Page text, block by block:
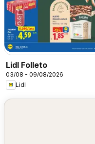
Lidl Folleto
03/08 - 09/08/2026
Lidl